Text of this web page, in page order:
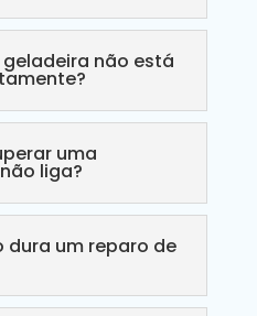
geladeira não está
uma
liga?
dura um reparo de